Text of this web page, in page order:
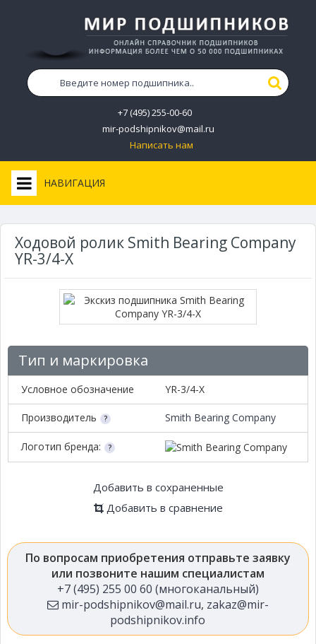
+7 (495) 255-00-60
mir-podshipnikov@mail.ru
Написать нам
НАВИГАЦИЯ
Ходовой ролик Smith Bearing Company
YR-3/4-X
Тип и маркировка
Условное обозначение YR-3/4-X
Производитель Smith Bearing Company
Логотип бренда:
Добавить в сохраненные
Добавить в сравнение
По вопросам приобретения отправьте заявку
или позвоните нашим специалистам
+7 (495) 255 00 60 (многоканальный)
mir-podshipnikov@mail.ru, zakaz@mir-
podshipnikov.info